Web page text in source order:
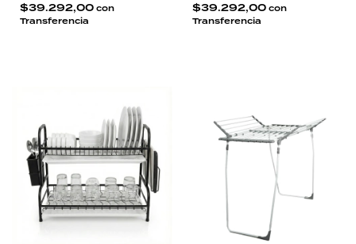
$39.292,00 con
Transferencia
$39.292,00 con
Transferencia